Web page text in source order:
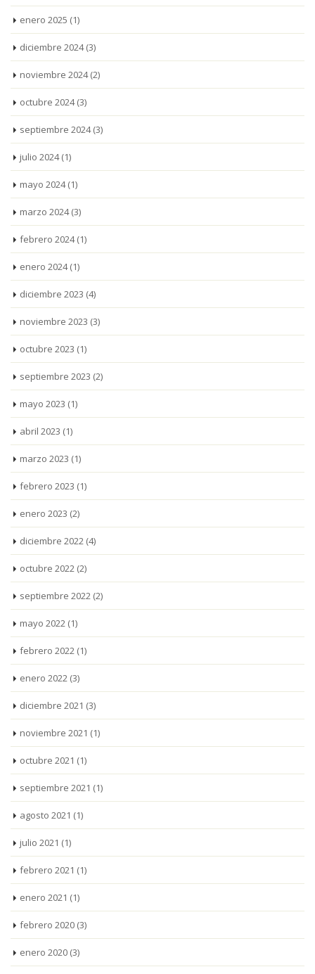
enero 2025 (1)
diciembre 2024(3)
noviembre 2024(2)
octubre 2024(3)
septiembre 2024(3)
julio 2024(1)
mayo 2024(1)
marzo 2024(3)
febrero 2024(1)
enero 2024(1)
diciembre 2023 (4)
noviembre 2023 (3)
octubre 2023 (1)
septiembre 2023 (2)
mayo 2023 (1)
abril 2023 (1)
marzo 2023 (1)
febrero 2023 (1)
enero 2023 (2)
diciembre 2022 (4)
octubre 2022 (2)
septiembre 2022 (2)
mayo 2022 (1)
febrero 2022 (1)
enero 2022 (3)
diciembre 2021 (3)
noviembre 2021 (1)
octubre 2021 (1)
septiembre 2021 (1)
agosto 2021 (1)
julio 2021 (1)
febrero 2021 (1)
enero 2021 (1)
febrero 2020 (3)
enero 2020 (3)